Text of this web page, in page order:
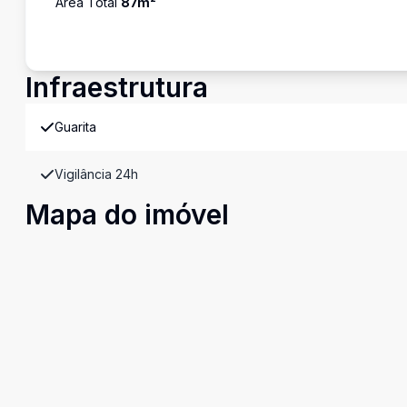
Infraestrutura
Guarita
Vigilância 24h
Mapa do imóvel